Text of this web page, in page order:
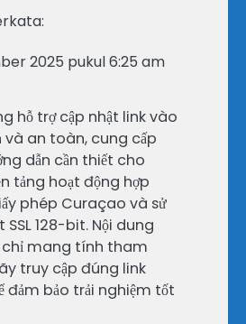
2025 pukul 6:25 am
hỗ trợ cập nhật link vào
và an toàn, cung cấp
dẫn cần thiết cho
tảng hoạt động hợp
phép Curaçao và sử
128-bit. Nội dung
mang tính tham
truy cập đúng link
đảm bảo trải nghiệm tốt